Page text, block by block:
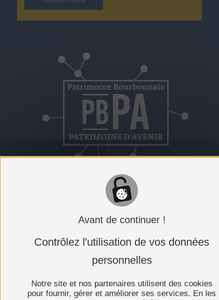
L'ASSOCIATION
ADHÉRER AU PBPA
PRESSE
Avant de continuer !
Contrôlez l'utilisation de vos données
personnelles
Notre site et nos partenaires utilisent des cookies
pour fournir, gérer et améliorer ses services. En les